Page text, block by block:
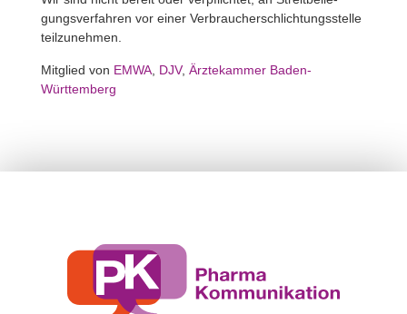
gungs­ver­fahren vor einer Verbrau­cher­schlich­tungs­stelle
teilzunehmen.
Mitglied von EMWA, DJV, Ärzte­kammer Baden-
Württemberg